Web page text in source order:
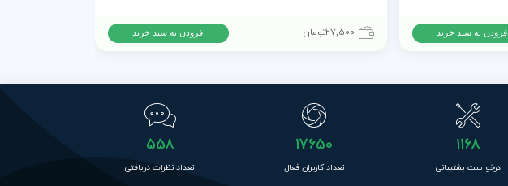
افزودن به سبد خرید 27,500تومان افزودن به سبد خرید
1168
درخواست پشتیبانی
17650
تعداد کاربران فعال
558
تعداد نظرات دریافتی